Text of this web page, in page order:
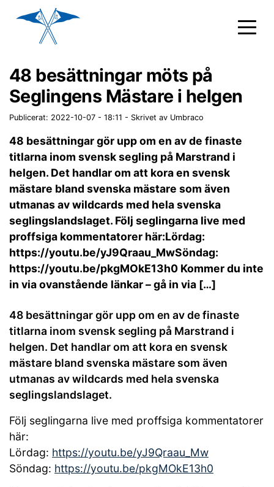
48 besättningar möts på
Seglingens Mästare i helgen
Publicerat: 2022-10-07 - 18:11 - Skrivet av Umbraco
48 besättningar gör upp om en av de finaste
titlarna inom svensk segling på Marstrand i
helgen. Det handlar om att kora en svensk
mästare bland svenska mästare som även
utmanas av wildcards med hela svenska
seglingslandslaget. Följ seglingarna live med
proffsiga kommentatorer här:Lördag:
https://youtu.be/yJ9Qraau_MwSöndag:
https://youtu.be/pkgMOkE13h0 Kommer du inte
in via ovanstående länkar – gå in via […]
48 besättningar gör upp om en av de finaste
titlarna inom svensk segling på Marstrand i
helgen. Det handlar om att kora en svensk
mästare bland svenska mästare som även
utmanas av wildcards med hela svenska
seglingslandslaget.
Följ seglingarna live med proffsiga kommentatorer
här:
Lördag: https://youtu.be/yJ9Qraau_Mw
Söndag: https://youtu.be/pkgMOkE13h0